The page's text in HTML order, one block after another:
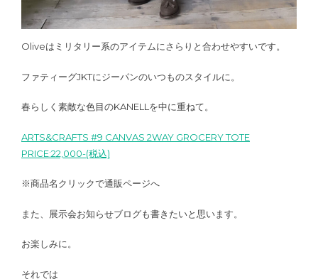
Oliveはミリタリー系のアイテムにさらりと合わせやすいです。
ファティーグJKTにジーパンのいつものスタイルに。
春らしく素敵な色目のKANELLを中に重ねて。
ARTS&CRAFTS #9 CANVAS 2WAY GROCERY TOTE
PRICE:22,000-(税込)
※商品名クリックで通販ページへ
また、展示会お知らせブログも書きたいと思います。
お楽しみに。
それでは